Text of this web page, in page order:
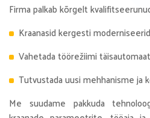
Firma palkab kõrgelt
Kraanasid kergesti
Vahetada töörežiimi
Tutvustada uusi mehhanisme ja
Me suudame pakkuda